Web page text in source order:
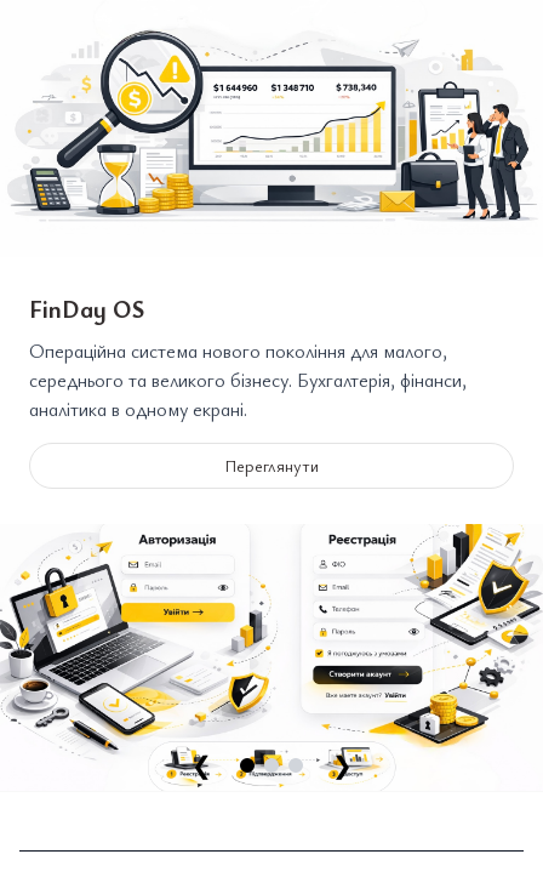
FinDay OS
Операційна система нового покоління для малого,
середнього та великого бізнесу. Бухгалтерія, фінанси,
аналітика в одному екрані.
Переглянути
❮ ❯